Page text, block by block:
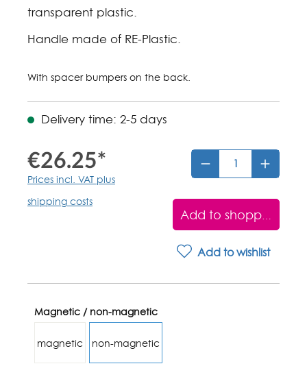
transparent plastic.
Handle made of RE-Plastic.
With spacer bumpers on the back.
Delivery time: 2-5 days
€26.25*
Prices incl. VAT plus
shipping costs
Add to shopping cart
Add to wishlist
Magnetic / non-magnetic
magnetic non-magnetic